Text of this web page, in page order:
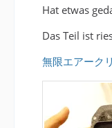
Hat etwas
Das Teil ist
無限エアーク